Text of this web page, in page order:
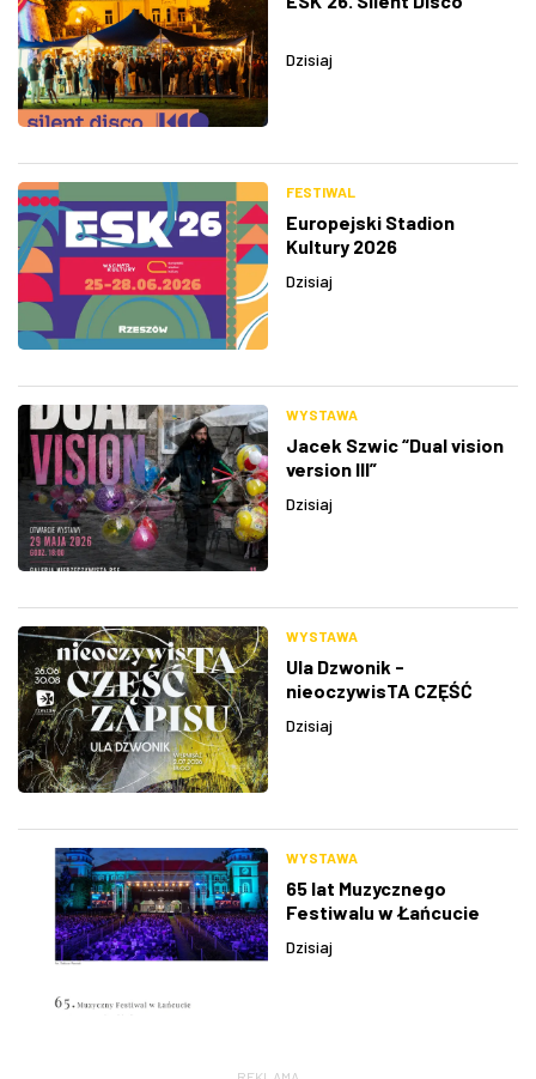
Dzisiaj
FESTIWAL
Europejski Stadion
Kultury 2026
Dzisiaj
WYSTAWA
Jacek Szwic “Dual vision
version III”
Dzisiaj
WYSTAWA
Ula Dzwonik -
nieoczywisTA CZĘŚĆ
Dzisiaj
WYSTAWA
65 lat Muzycznego
Festiwalu w Łańcucie
Dzisiaj